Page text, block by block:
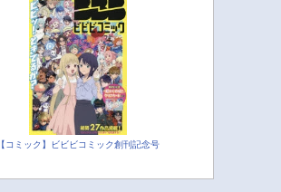
【コミック】ビビビコミック創刊記念号